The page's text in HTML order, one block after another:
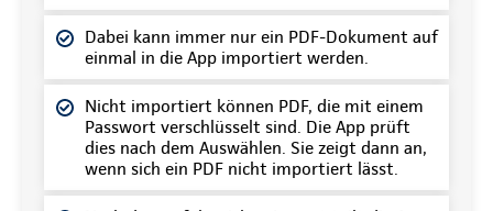
Dabei kann immer nur ein PDF-Dokument auf
einmal in die App importiert werden.
Nicht importiert können PDF, die mit einem
Passwort verschlüsselt sind. Die App prüft
dies nach dem Auswählen. Sie zeigt dann an,
wenn sich ein PDF nicht importiert lässt.